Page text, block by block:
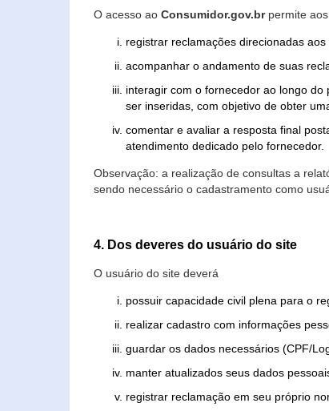
O acesso ao Consumidor.gov.brpermite aos
registrar reclamações direcionadas
acompanhar o andamento de suas
interagir com o fornecedor ao longo
ser inseridas, com objetivo de obter
comentar e avaliar a resposta final
atendimento dedicado pelo fornecedor.
Observação: a realização de consultas a
sendo necessário o cadastramento como
4. Dos deveres do usuário do site
O usuário do site deverá
possuir capacidade civil plena para o
realizar cadastro com informações
guardar os dados necessários (CPF/
manter atualizados seus dados
registrar reclamação em seu próprio